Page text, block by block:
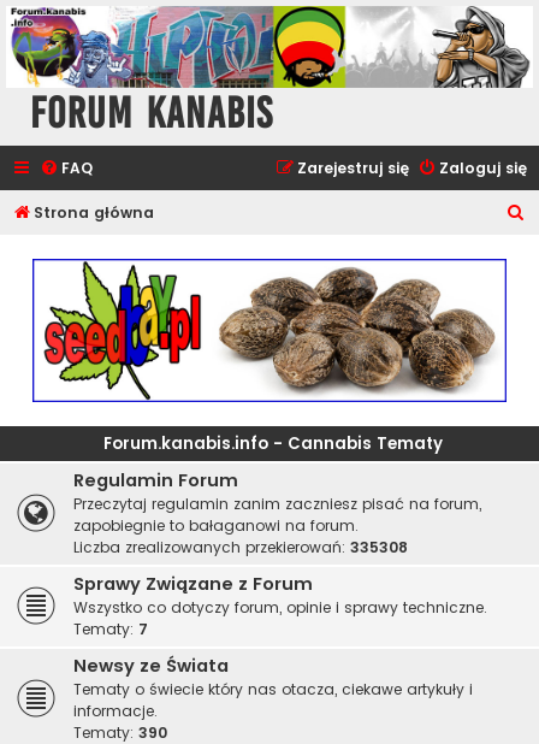
Forum Kanabis
FAQ Zaloguj się
Zarejestruj się
Strona główna
Forum.kanabis.info - Cannabis Tematy
Regulamin Forum
Przeczytaj regulamin zanim zaczniesz pisać na forum,
zapobiegnie to bałaganowi na forum.
Liczba zrealizowanych przekierowań: 335308
Sprawy Związane z Forum
Wszystko co dotyczy forum, opinie i sprawy techniczne.
Tematy: 7
Newsy ze Świata
Tematy o świecie który nas otacza, ciekawe artykuły i
informacje.
Tematy: 390